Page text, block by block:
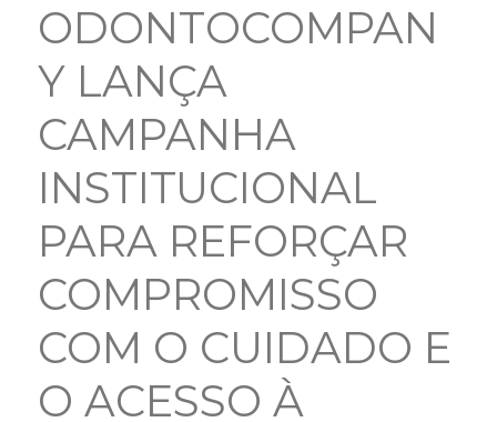
ODONTOCOMPAN
Y LANÇA
CAMPANHA
INSTITUCIONAL
PARA REFORÇAR
COMPROMISSO
COM O CUIDADO E
O ACESSO À